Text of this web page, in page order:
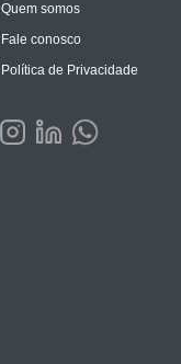
Quem somos
Fale conosco
Política de Privacidade